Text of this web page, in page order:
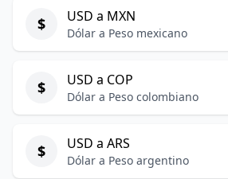
$ USD a MXN
Dólar a Peso mexicano
$ USD a COP
Dólar a Peso colombiano
$ USD a ARS
Dólar a Peso argentino